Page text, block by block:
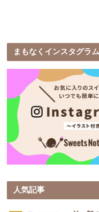
まもなくインスタグラ
人気記事